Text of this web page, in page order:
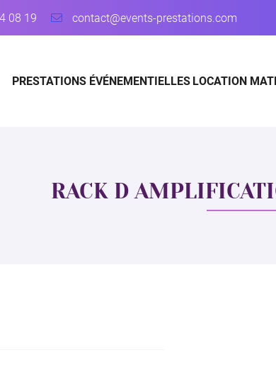
08 19
PRESTATIONS ÉVÉNEMENTIELLES LOCATION
RACK D